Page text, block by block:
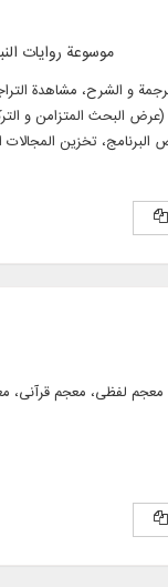
موسوعة روايات
للشيعة مع الترجمة و
المتزامن و
تخزين
معجم موضوعی، معجم